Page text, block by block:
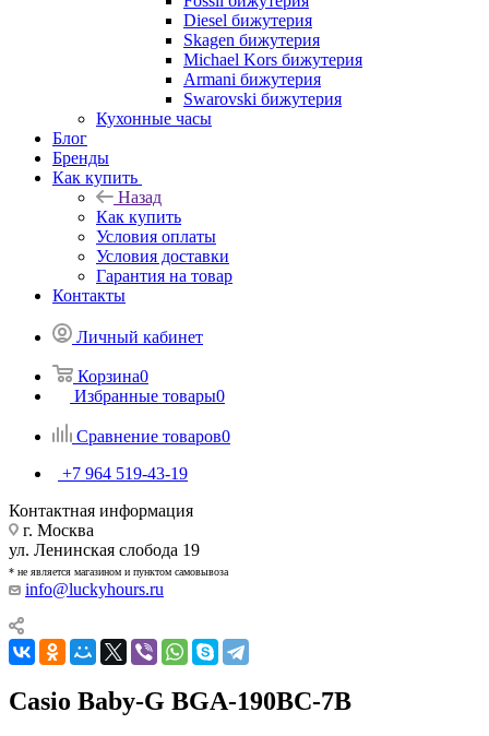
Diesel бижутерия
Skagen бижутерия
Michael Kors бижутерия
Armani бижутерия
Swarovski бижутерия
Кухонные часы
Блог
Бренды
Как купить
Назад
Как купить
Условия оплаты
Условия доставки
Гарантия на товар
Контакты
Личный кабинет
Корзина0
Избранные товары0
Сравнение товаров0
+7 964 519-43-19
Контактная информация
г. Москва
ул. Ленинская слобода 19
* не является магазином и пунктом самовывоза
info@luckyhours.ru
Casio Baby-G BGA-190BC-7B